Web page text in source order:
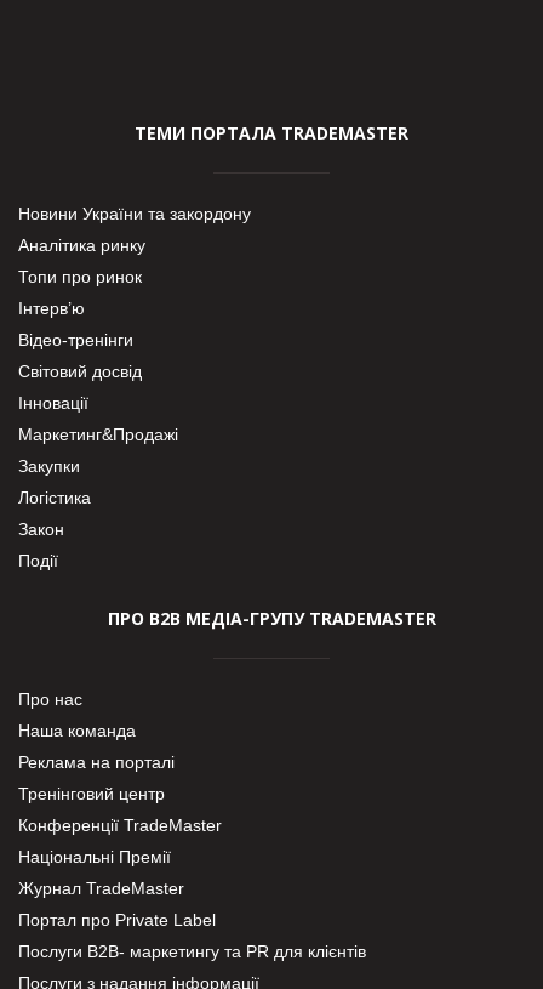
ТЕМИ ПОРТАЛА TRADEMASTER
Новини України та закордону
Аналітика ринку
Топи про ринок
Інтерв’ю
Відео-тренінги
Світовий досвід
Інновації
Маркетинг&Продажі
Закупки
Логістика
Закон
Події
ПРО В2В МЕДІА-ГРУПУ TRADEMASTER
Про нас
Наша команда
Реклама на порталі
Тренінговий центр
Конференції TradeMaster
Національні Премії
Журнал TradeMaster
Портал про Private Label
Послуги В2В- маркетингу та PR для клієнтів
Послуги з надання інформації